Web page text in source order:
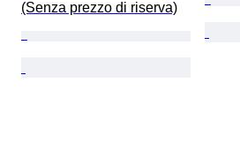
(Senza prezzo di riserva)